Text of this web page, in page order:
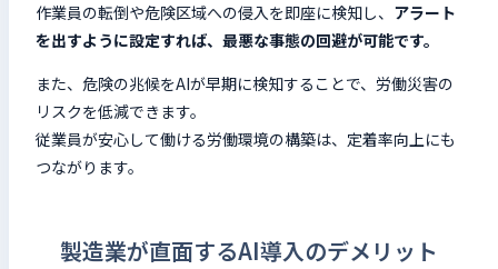
作業員の転倒や危険区域への侵入を即座に検知し、 アラート
を出すように設定すれば、最悪な事態の回避が可能です。
また、危険の兆候をAIが早期に検知することで、労働災害の
リスクを低減できます。
従業員が安心して働ける労働環境の構築は、定着率向上にも
つながります。
製造業が直面するAI導入のデメリット